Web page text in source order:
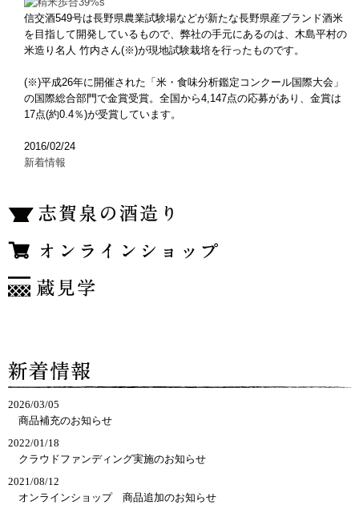
信交酒549号は長野県農業試験場などが新たな長野県産ブランド酒米
を目指して開発しているもので、弊社の手元にあるのは、木島平村の
米造り名人 竹内さん(※)が現地試験栽培を行ったものです。
(※)平成26年に開催された「米・食味分析鑑定コンクール国際大会」
の国際総合部門で金賞受賞。全国から4,147点の応募があり、金賞は
17点(約0.4％)が受賞しています。
2016/02/24
新着情報
2026/03/05
商品補充のお知らせ
2022/01/18
クラウドファンディング実施のお知らせ
2021/08/12
オンラインショップ　商品追加のお知らせ